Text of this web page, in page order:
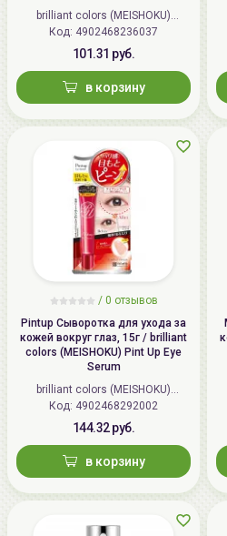
brilliant colors (MEISHOKU)
(Япония)
Код: 4902468236037
101.31 руб.
в корзину
/ 0 отзывов
Pintup Сыворотка для ухода за
кожей вокруг глаз, 15г / brilliant
colors (MEISHOKU) Pint Up Eye
Serum
brilliant colors (MEISHOKU)
(Япония)
Код: 4902468292002
144.32 руб.
в корзину